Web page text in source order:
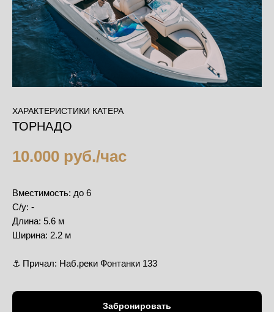
ХАРАКТЕРИСТИКИ КАТЕРА
ТОРНАДО
10.000 руб./час
Вместимость: до 6
С/у: -
Длина: 5.6 м
Ширина: 2.2 м
⚓️ Причал: Наб.реки Фонтанки 133
Забронировать